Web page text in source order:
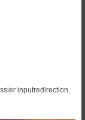
inputredirection.